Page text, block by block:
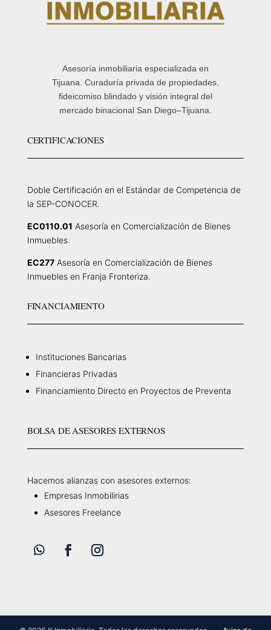
Asesoría inmobiliaria especializada en
Tijuana. Curaduría privada de propiedades,
fideicomiso blindado y visión integral del
mercado binacional San Diego–Tijuana.
CERTIFICACIONES
Doble Certificación en el Estándar de Competencia de
la SEP-CONOCER.
EC0110.01 Asesoría en Comercialización de Bienes
Inmuebles.
EC277Asesoría en Comercialización de Bienes
Inmuebles en Franja Fronteriza.
FINANCIAMIENTO
Instituciones Bancarias
Financieras Privadas
Financiamiento Directo en Proyectos de Preventa
BOLSA DE ASESORES EXTERNOS
Hacemos alianzas con asesores externos:
Empresas Inmobilirias
Asesores Freelance